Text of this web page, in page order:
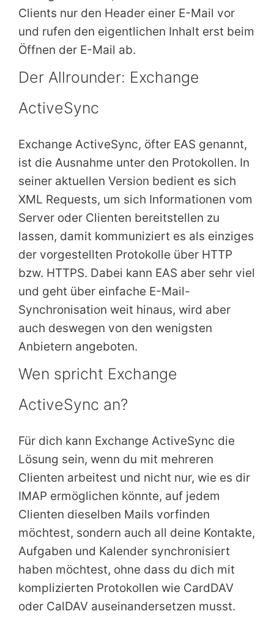
Clients nur den Header einer E-Mail vor
und rufen den eigentlichen Inhalt erst beim
Öffnen der E-Mail ab.
Der Allrounder: Exchange
ActiveSync
Exchange ActiveSync, öfter EAS genannt,
ist die Ausnahme unter den Protokollen. In
seiner aktuellen Version bedient es sich
XML Requests, um sich Informationen vom
Server oder Clienten bereitstellen zu
lassen, damit kommuniziert es als einziges
der vorgestellten Protokolle über HTTP
bzw. HTTPS. Dabei kann EAS aber sehr viel
und geht über einfache E-Mail-
Synchronisation weit hinaus, wird aber
auch deswegen von den wenigsten
Anbietern angeboten.
Wen spricht Exchange
ActiveSync an?
Für dich kann Exchange ActiveSync die
Lösung sein, wenn du mit mehreren
Clienten arbeitest und nicht nur, wie es dir
IMAP ermöglichen könnte, auf jedem
Clienten dieselben Mails vorfinden
möchtest, sondern auch all deine Kontakte,
Aufgaben und Kalender synchronisiert
haben möchtest, ohne dass du dich mit
komplizierten Protokollen wie CardDAV
oder CalDAV auseinandersetzen musst.